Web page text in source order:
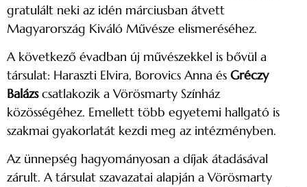
gratulált neki az idén márciusban átvett
Magyarország Kiváló Művésze elismeréséhez.
A következő évadban új művészekkel is bővül a
társulat: Haraszti Elvira, Borovics Anna és Gréczy
Balázscsatlakozik a Vörösmarty Színház
közösségéhez. Emellett több egyetemi hallgató is
szakmai gyakorlatát kezdi meg az intézményben.
Az ünnepség hagyományosan a díjak átadásával
zárult. A társulat szavazatai alapján a Vörösmarty